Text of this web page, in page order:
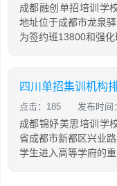
成都融创单招培训学
地址位于成都市龙泉
为签约班13800和强
点击：185 发布时间
成都锦妤美思培训学
省成都市新都区兴业
学生进入高等学府的